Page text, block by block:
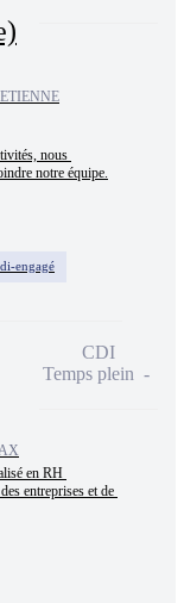
nous
notre équipe.
engagé
en RH
entreprises et de
CDI
Temps plein